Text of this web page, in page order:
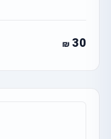
30